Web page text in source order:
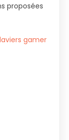
proposées
gamer